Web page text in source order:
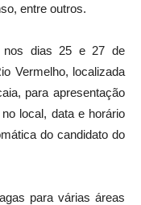
entre outros.
nos dias 25 e 27 de
Vermelho, localizada
para apresentação
local, data e horário
do candidato do
para várias áreas